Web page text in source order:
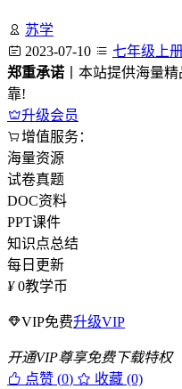
苏学
2023-07-10
七年级上
郑重承诺 丨本站提供海量
靠!
升级会员
增值服务：
海量资源
试卷真题
DOC资料
PPT课件
知识点总结
每日更新
¥ 0教学币
VIP免费升级VIP
开通VIP尊享免费下载特权
点赞 (0)
收藏 (0)